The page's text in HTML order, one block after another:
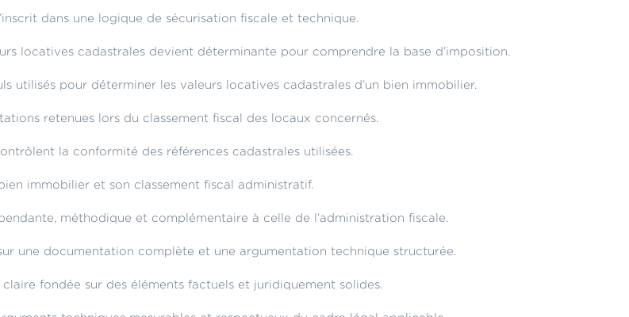
dans une logique de sécurisation fiscale et technique.
locatives cadastrales devient déterminante pour comprendre la base d’imposition.
utilisés pour déterminer les valeurs locatives cadastrales d’un bien immobilier.
retenues lors du classement fiscal des locaux concernés.
la conformité des références cadastrales utilisées.
immobilier et son classement fiscal administratif.
méthodique et complémentaire à celle de l’administration fiscale.
une documentation complète et une argumentation technique structurée.
fondée sur des éléments factuels et juridiquement solides.